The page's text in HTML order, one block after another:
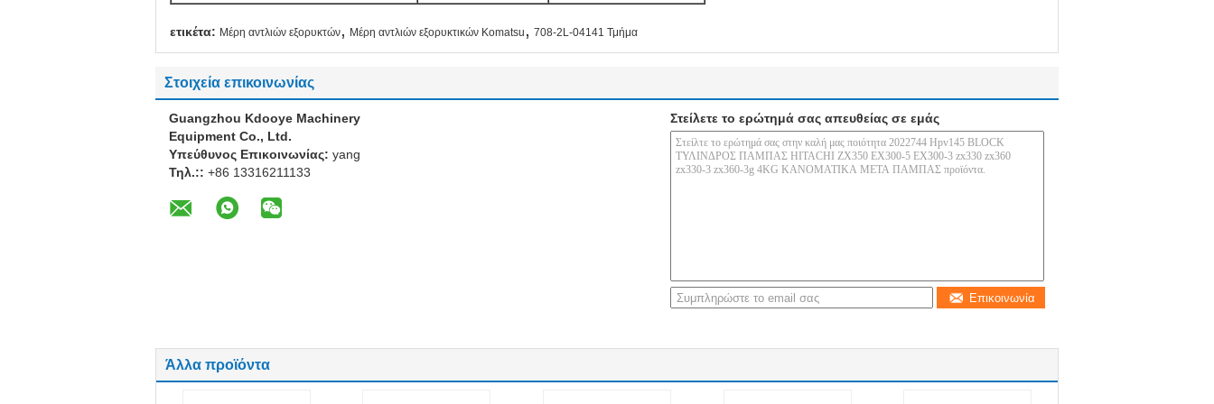
ετικέτα: Μέρη αντλιών εξορυκτών, Μέρη αντλιών εξορυκτικών Komatsu , 708-2L-04141 Τμήμα
Στοιχεία επικοινωνίας
Guangzhou Kdooye Machinery
Equipment Co., Ltd.
Υπεύθυνος Επικοινωνίας: yang
Τηλ.:: +86 13316211133
Στείλετε το ερώτημά σας απευθείας σε εμάς
Επικοινωνία
Άλλα προϊόντα